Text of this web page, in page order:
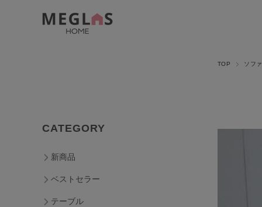
TOP ソファ
CATEGORY
新商品
ベストセラー
テーブル